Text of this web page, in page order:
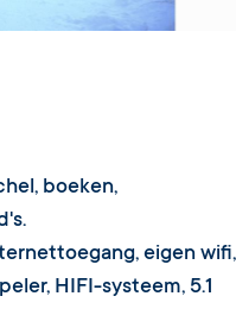
boeken,
eigen wifi,
HIFI-systeem, 5.1